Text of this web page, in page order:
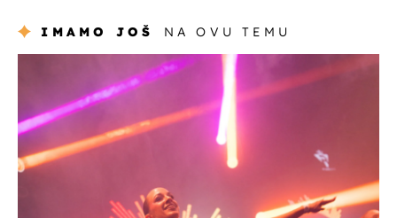
IMAMO JOŠ NA OVU TEMU